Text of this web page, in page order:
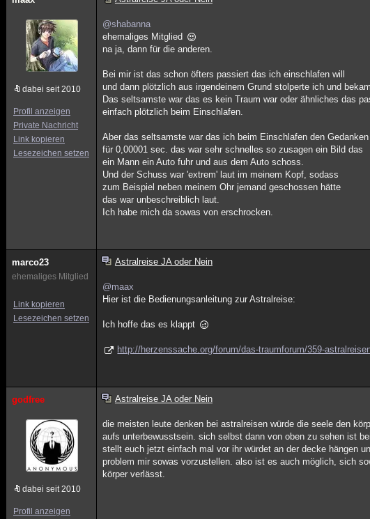
dabei seit 2010
Profil anzeigen
Private Nachricht
Link kopieren
Lesezeichen setzen
@shabanna
ehemaliges Mitglied
na ja, dann für die anderen.
Bei mir ist das schon öfters passiert das ich einschlafen will
und dann plötzlich aus irgendeinem Grund stolperte ich und
Das seltsamste war das es kein Traum war oder ähnliches das
einfach plötzlich beim Einschlafen.
Aber das seltsamste war das ich beim Einschlafen den
für 0,00001 sec. das war sehr schnelles so zusagen ein Bild das
ein Mann ein Auto fuhr und aus dem Auto schoss.
Und der Schuss war 'extrem' laut im meinem Kopf, sodass
zum Beispiel neben meinem Ohr jemand geschossen hätte
das war unbeschreiblich laut.
Ich habe mich da sowas von erschrocken.
marco23
ehemaliges Mitglied
Link kopieren
Lesezeichen setzen
Astralreise JA oder Nein
@maax
Hier ist die Bedienungsanleitung zur Astralreise:
Ich hoffe das es klappt
http://herzenssache.org/forum/das-traumforum/359-
godfree
dabei seit 2010
Profil anzeigen
Astralreise JA oder Nein
die meisten leute denken bei astralreisen würde die seele den
aufs unterbewusstsein. sich selbst dann von oben zu sehen ist
stellt euch jetzt einfach mal vor ihr würdet an der decke hängen
problem mir sowas vorzustellen. also ist es auch möglich, sich
körper verlässt.